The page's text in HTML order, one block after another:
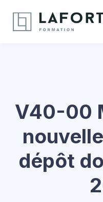
À
V40-00
dépôt